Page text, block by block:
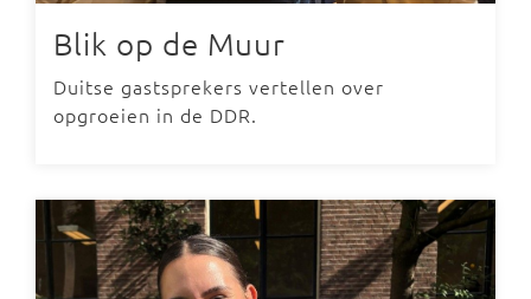
Blik op de Muur
Duitse gastsprekers vertellen over
opgroeien in de DDR.